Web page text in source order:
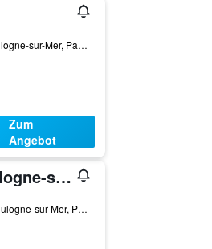
93 Rue Adolphe Thiers, Boulogne-sur-Mer, Pas-de-Calais, Frankreich
Zum
Angebot
ibis budget Boulogne-sur-Mer Centre Les Ports
2 Bis Boulevard Daunou, Boulogne-sur-Mer, Pas-de-Calais, Frankreich